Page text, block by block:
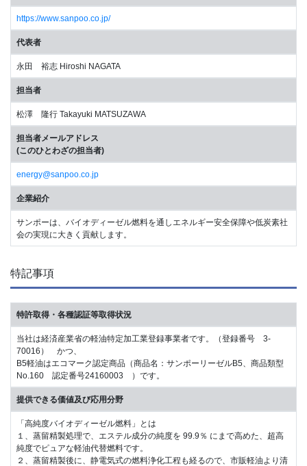
https://www.sanpoo.co.jp/
代表者
永田 裕志 Hiroshi NAGATA
担当者
松澤 隆行 Takayuki MATSUZAWA
担当者メールアドレス
(このひとわざの担当者)
energy@sanpoo.co.jp
企業紹介
サンポーは、バイオディーゼル燃料を通しエネルギー安全保障や低炭素社
会の実現に大きく貢献します。
特記事項
特許取得・各種認証等取得状況
当社は経済産業省の軽油特定加工業登録事業者です。（登録番号 3-
70016） かつ、
B5軽油はエコマーク認定商品（商品名：サンポーリーゼルB5、商品類型
No.160 認定番号24160003 ）です。
提供できる価値及び応用分野
「高純度バイオディーゼル燃料」とは
１、蒸留精製処理で、エステル成分の純度を 99.9％ にまで高めた、超高
純度でピュアな軽油代替燃料です。
２、蒸留精製後に、静電気式の燃料浄化工程も経るので、市販軽油より清